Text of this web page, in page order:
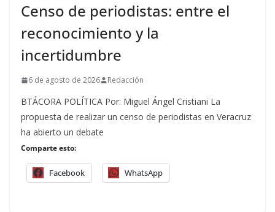
Censo de periodistas: entre el
reconocimiento y la
incertidumbre
6 de agosto de 2026 Redacción
BTÁCORA POLÍTICA Por: Miguel Ángel Cristiani La
propuesta de realizar un censo de periodistas en Veracruz
ha abierto un debate
Comparte esto:
Facebook WhatsApp